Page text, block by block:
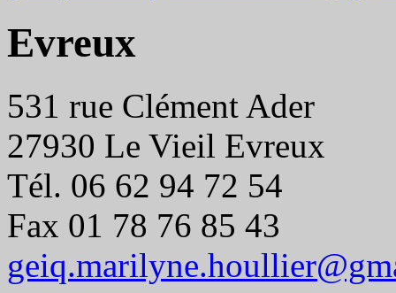
Evreux
531 rue Clément Ader
27930 Le Vieil Evreux
Tél. 06 62 94 72 54
Fax 01 78 76 85 43